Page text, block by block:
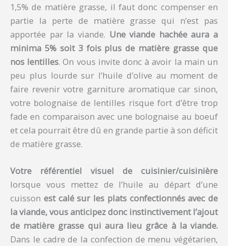
1,5% de matière grasse, il faut donc compenser en
partie la perte de matière grasse qui n’est pas
apportée par la viande. Une viande hachée aura a
minima 5% soit 3 fois plus de matière grasse que
nos lentilles. On vous invite donc à avoir la main un
peu plus lourde sur l’huile d’olive au moment de
faire revenir votre garniture aromatique car sinon,
votre bolognaise de lentilles risque fort d’être trop
fade en comparaison avec une bolognaise au boeuf
et cela pourrait être dû en grande partie à son déficit
de matière grasse.
Votre référentiel visuel de cuisinier/cuisinière
lorsque vous mettez de l’huile au départ d’une
cuisson est calé sur les plats confectionnés avec de
la viande, vous anticipez donc instinctivement l’ajout
de matière grasse qui aura lieu grâce à la viande.
Dans le cadre de la confection de menu végétarien,